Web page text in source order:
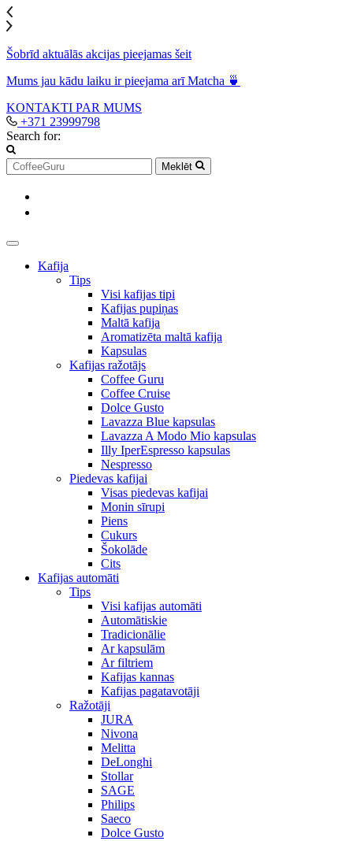
Šobrīd aktuālās akcijas pieejamas šeit
Mums jau kādu laiku ir pieejama arī Matcha 🍵
KONTAKTI PAR MUMS
+371 23999798
Search for:
Meklēt
Kafija
Tips
Visi kafijas tipi
Kafijas pupiņas
Maltā kafija
Aromatizēta maltā kafija
Kapsulas
Kafijas ražotājs
Coffee Guru
Coffee Cruise
Dolce Gusto
Lavazza Blue kapsulas
Lavazza A Modo Mio kapsulas
Illy IperEspresso kapsulas
Nespresso
Piedevas kafijai
Visas piedevas kafijai
Monin sīrupi
Piens
Cukurs
Šokolāde
Cits
Kafijas automāti
Tips
Visi kafijas automāti
Automātiskie
Tradicionālie
Ar kapsulām
Ar filtriem
Kafijas kannas
Kafijas pagatavotāji
Ražotāji
JURA
Nivona
Melitta
DeLonghi
Stollar
SAGE
Philips
Saeco
Dolce Gusto